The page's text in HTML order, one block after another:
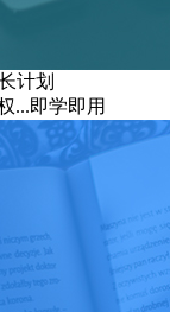
计划
...即学即用